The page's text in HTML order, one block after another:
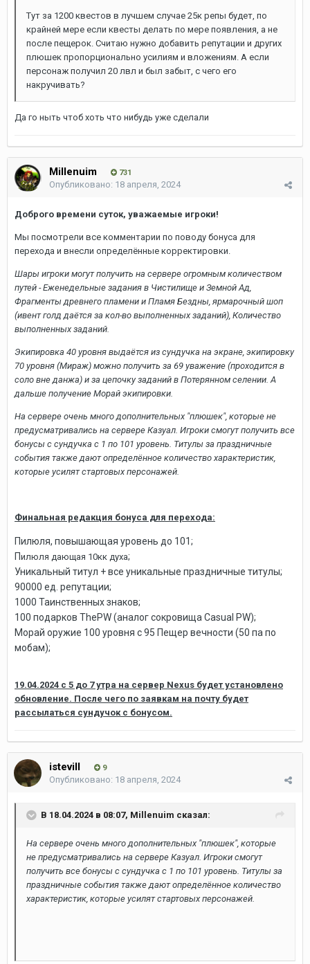
Тут за 1200 квестов в лучшем случае 25к репы будет, по
крайней мере если квесты делать по мере появления, а не
после пещерок. Считаю нужно добавить репутации и других
плюшек пропорционально усилиям и вложениям. А если
персонаж получил 20 лвл и был забыт, с чего его
накручивать?
Да го ныть чтоб хоть что нибудь уже сделали
Millenuim 731
Опубликовано: 18 апреля, 2024
Доброго времени суток, уважаемые игроки!
Мы посмотрели все комментарии по поводу бонуса для
перехода и внесли определённые корректировки.
Шары игроки могут получить на сервере огромным количеством
путей - Еженедельные задания в Чистилище и Земной Ад,
Фрагменты древнего пламени и Пламя Бездны, ярмарочный шоп
(ивент голд даётся за кол-во выполненных заданий), Количество
выполненных заданий.
Экипировка 40 уровня выдаётся из сундучка на экране, экипировку
70 уровня (Мираж) можно получить за 69 уважение (проходится в
соло вне данжа) и за цепочку заданий в Потерянном селении. А
дальше получение Морай экипировки.
На сервере очень много дополнительных "плюшек", которые не
предусматривались на сервере Казуал. Игроки смогут получить все
бонусы с сундучка с 1 по 101 уровень. Титулы за праздничные
события также дают определённое количество характеристик,
которые усилят стартовых персонажей.
Финальная редакция бонуса для перехода:
Пилюля, повышающая уровень до 101;
Пилюля дающая 10кк духа;
Уникальный титул + все уникальные праздничные титулы;
90000 ед. репутации;
1000 Таинственных знаков;
100 подарков ThePW (аналог сокровища Casual PW);
Морай оружие 100 уровня с 95 Пещер вечности (50 па по
мобам);
19.04.2024 с 5 до 7 утра на сервер Nexus будет установлено
обновление. После чего по заявкам на почту будет
рассылаться сундучок с бонусом.
istevill 9
Опубликовано: 18 апреля, 2024
В 18.04.2024 в 08:07, Millenuim сказал:
На сервере очень много дополнительных "плюшек", которые
не предусматривались на сервере Казуал. Игроки смогут
получить все бонусы с сундучка с 1 по 101 уровень. Титулы за
праздничные события также дают определённое количество
характеристик, которые усилят стартовых персонажей.